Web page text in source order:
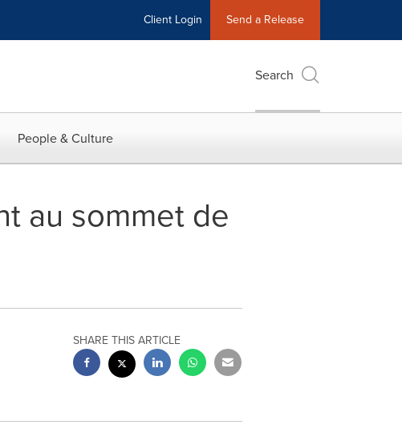
Client Login Send a Release
Search
People & Culture
au sommet de
SHARE THIS ARTICLE